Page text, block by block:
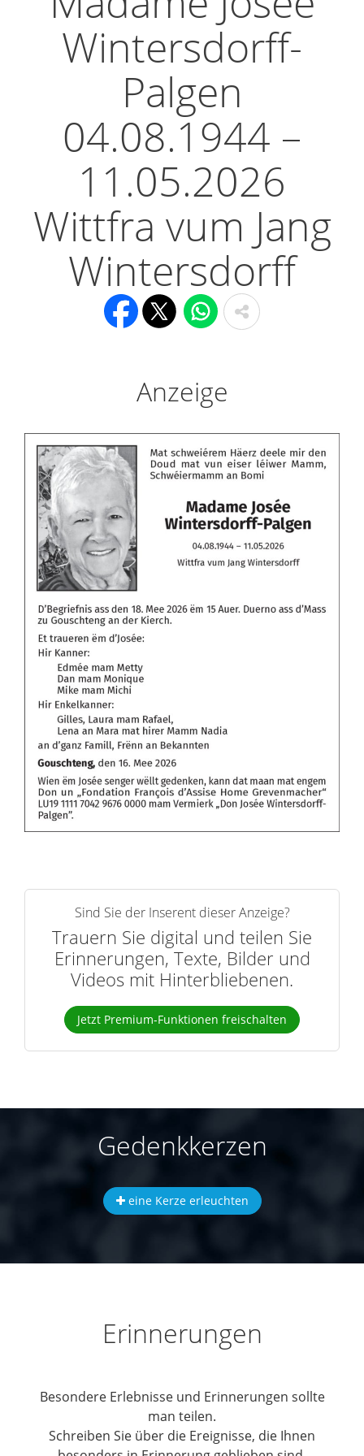
Wintersdorff-
Palgen
04.08.1944 –
11.05.2026
Wittfra vum Jang
Wintersdorff
Anzeige
Sind Sie der Inserent dieser Anzeige?
Trauern Sie digital und teilen Sie
Erinnerungen, Texte, Bilder und
Videos mit Hinterbliebenen.
Jetzt Premium-Funktionen freischalten
Gedenkkerzen
eine Kerze erleuchten
Erinnerungen
Besondere Erlebnisse und Erinnerungen sollte
man teilen.
Schreiben Sie über die Ereignisse, die Ihnen